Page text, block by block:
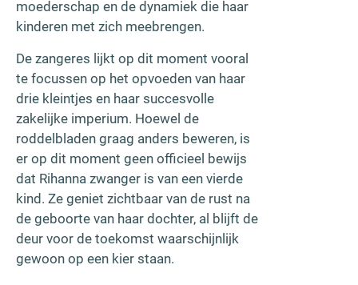
moederschap en de dynamiek die haar
kinderen met zich meebrengen.
De zangeres lijkt op dit moment vooral
te focussen op het opvoeden van haar
drie kleintjes en haar succesvolle
zakelijke imperium. Hoewel de
roddelbladen graag anders beweren, is
er op dit moment geen officieel bewijs
dat Rihanna zwanger is van een vierde
kind. Ze geniet zichtbaar van de rust na
de geboorte van haar dochter, al blijft de
deur voor de toekomst waarschijnlijk
gewoon op een kier staan.